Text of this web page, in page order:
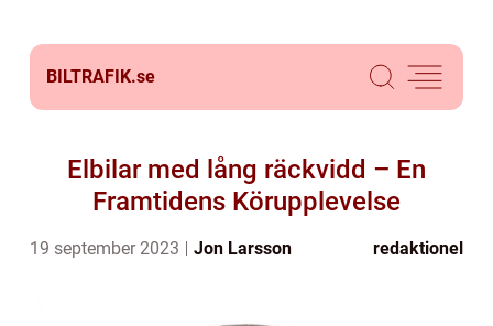
BILTRAFIK.se
Elbilar med lång räckvidd – En
Framtidens Körupplevelse
19 september 2023 Jon Larsson redaktionel